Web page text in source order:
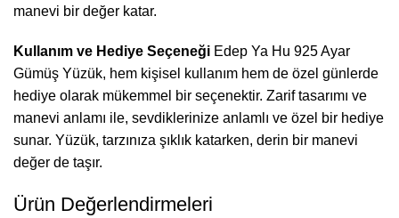
manevi bir değer katar.
Kullanım ve Hediye Seçeneği Edep Ya Hu 925 Ayar
Gümüş Yüzük, hem kişisel kullanım hem de özel günlerde
hediye olarak mükemmel bir seçenektir. Zarif tasarımı ve
manevi anlamı ile, sevdiklerinize anlamlı ve özel bir hediye
sunar. Yüzük, tarzınıza şıklık katarken, derin bir manevi
değer de taşır.
Ürün Değerlendirmeleri